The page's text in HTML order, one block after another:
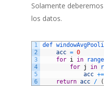
Solamente
los datos.
1
2
3
4
5
6
def
acc = 0
for i in range
for j in
acc +=
return acc / (